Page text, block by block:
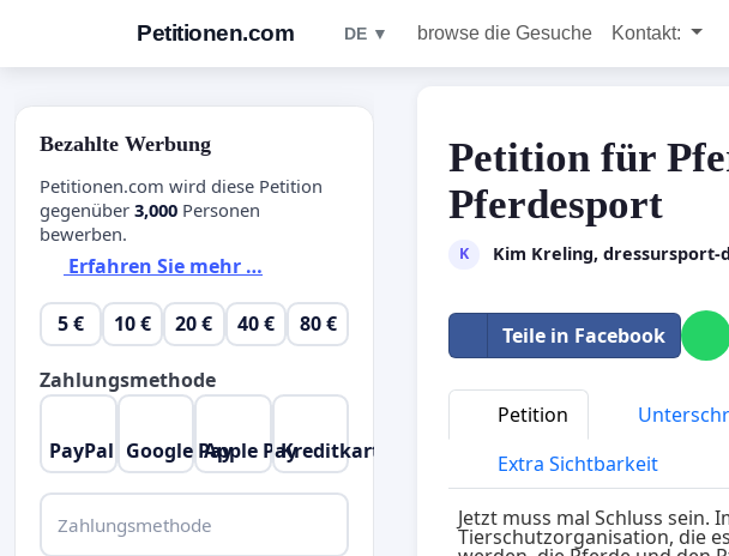
Petitionen.com DE ▼ browse die Gesuche Kontakt:
Petition für
Pferdesport
K Kim Kreling, dressursport-
Teile in Facebook
Petition
Extra Sichtbarkeit
Jetzt muss mal Schluss
Tierschutzorganisation, die
Bezahlte Werbung
Petitionen.com wird diese Petition
gegenüber 3,000 Personen
bewerben.
Erfahren Sie mehr …
5 € 10 € 20 € 40 € 80 €
Zahlungsmethode
PayPal Google PayApple PayKreditkarte
Zahlungsmethode